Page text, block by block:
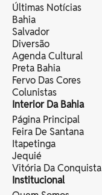
Últimas Notícias
Bahia
Salvador
Diversão
Agenda Cultural
Preta Bahia
Fervo Das Cores
Colunistas
Interior Da Bahia
Página Principal
Feira De Santana
Itapetinga
Jequié
Vitória Da Conquista
Institucional